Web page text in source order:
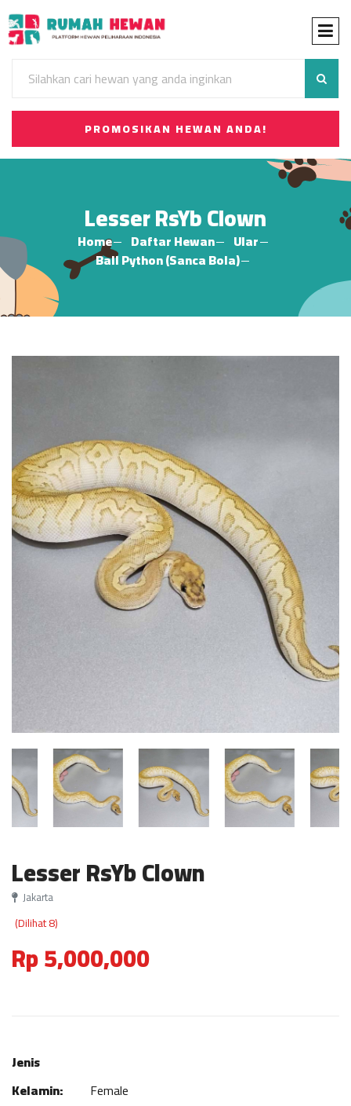
PROMOSIKAN HEWAN ANDA!
Lesser RsYb Clown
Home Daftar Hewan
Ular
Ball Python (Sanca Bola)
Lesser RsYb Clown
Jakarta
(Dilihat 8)
Rp 5,000,000
Jenis
Kelamin:
Female